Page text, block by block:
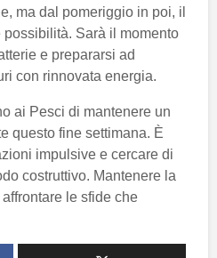
ma dal pomeriggio in poi, il
Sarà il momento
e prepararsi ad
con rinnovata energia.
ai Pesci di mantenere un
questo fine settimana. È
impulsive e cercare di
costruttivo. Mantenere la
le sfide che